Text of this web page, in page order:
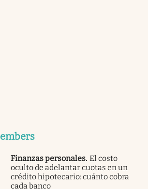
Finanzas personales. El costo
oculto de adelantar cuotas en un
crédito hipotecario: cuánto cobra
cada banco